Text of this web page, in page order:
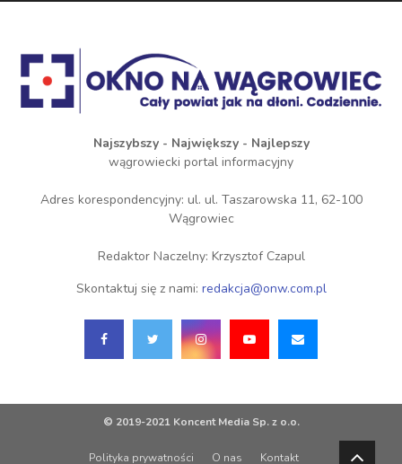
Najszybszy - Największy - Najlepszy
wągrowiecki portal informacyjny
Adres korespondencyjny: ul. ul. Taszarowska 11, 62-100
Wągrowiec
Redaktor Naczelny: Krzysztof Czapul
Skontaktuj się z nami: redakcja@onw.com.pl
© 2019-2021 Koncent Media Sp. z o.o.
Polityka prywatności O nas Kontakt